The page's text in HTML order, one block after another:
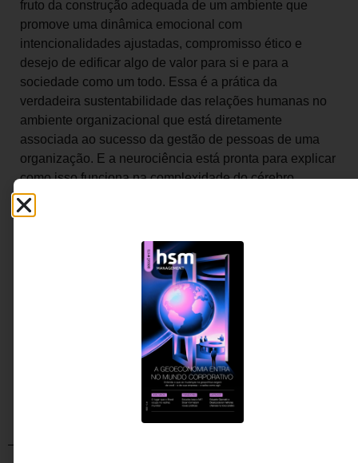
fruto da construção adequada de um ambiente que
promove uma dinâmica emocional com
intencionalidades ajustadas, compromisso ético e
desejo de edificar algo de valor para si e para a
sociedade como um todo. Essa é a prática da
verdadeira sustentabilidade das relações humanas no
ambiente organizacional que está diretamente
associada ao sucesso da gestão de pessoas de uma
organização. E a neurociência está pronta para explicar
como isso funciona na complexidade do cérebro
humano.